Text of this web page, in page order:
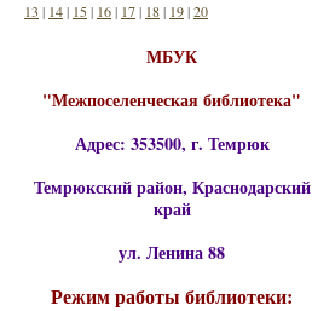
13 | 14| 15| 16| 17| 18| 19|20
МБУК
"Межпоселенческая библиотека"
Адрес: 353500, г. Темрюк
Темрюкский район, Краснодарский
край
ул. Ленина 88
Режим работы библиотеки: